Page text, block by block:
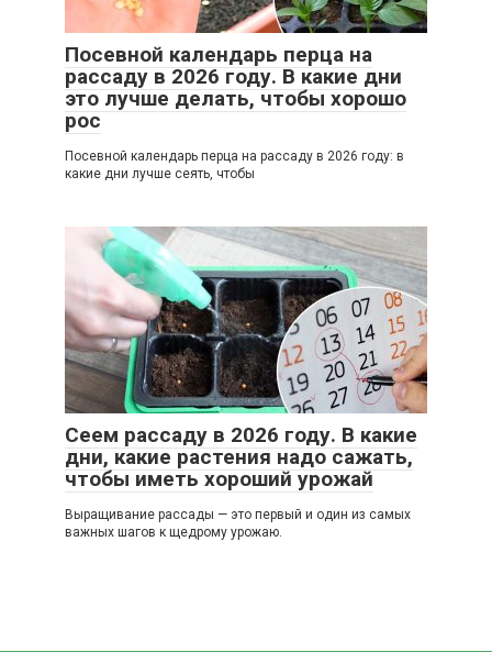
Посевной календарь перца на
рассаду в 2026 году. В какие дни
это лучше делать, чтобы хорошо
рос
Посевной календарь перца на рассаду в 2026 году: в
какие дни лучше сеять, чтобы
Сеем рассаду в 2026 году. В какие
дни, какие растения надо сажать,
чтобы иметь хороший урожай
Выращивание рассады — это первый и один из самых
важных шагов к щедрому урожаю.